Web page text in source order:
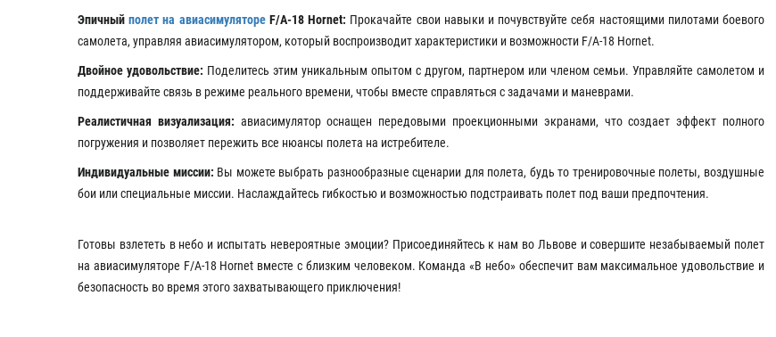
Эпичныйполет на авиасимулятореF/A-18 Hornet: Прокачайте свои навыки и почувствуйте себя настоящими пилотами боевого
самолета, управляя авиасимулятором, который воспроизводит характеристики и возможности F/A-18 Hornet.
Двойное удовольствие: Поделитесь этим уникальным опытом с другом, партнером или членом семьи. Управляйте самолетом и
поддерживайте связь в режиме реального времени, чтобы вместе справляться с задачами и маневрами.
Реалистичная визуализация: авиасимулятор оснащен передовыми проекционными экранами, что создает эффект полного
погружения и позволяет пережить все нюансы полета на истребителе.
Индивидуальные миссии: Вы можете выбрать разнообразные сценарии для полета, будь то тренировочные полеты, воздушные
бои или специальные миссии. Наслаждайтесь гибкостью и возможностью подстраивать полет под ваши предпочтения.
Готовы взлететь в небо и испытать невероятные эмоции? Присоединяйтесь к нам во Львове и совершите незабываемый полет
на авиасимуляторе F/A-18 Hornet вместе с близким человеком. Команда «В небо» обеспечит вам максимальное удовольствие и
безопасность во время этого захватывающего приключения!